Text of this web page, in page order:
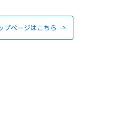
プページはこちら